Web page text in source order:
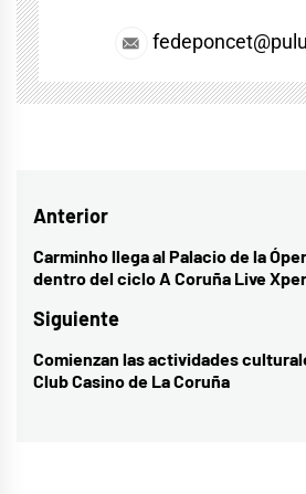
Navegación
de
Anterior
Entrada
anterior:
Carminho llega al Palacio de la
dentro del ciclo A Coruña Live
Siguiente
Entrada
siguiente:
Comienzan las actividades
Club Casino de La Coruña